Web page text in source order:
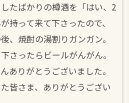
たばかりの樽酒を「はい、2
持って来て下さったので、
、焼酎の湯割りガンガン。
さったらビールがんがん。
ありがとうございました。
皆さま、ありがとうござい